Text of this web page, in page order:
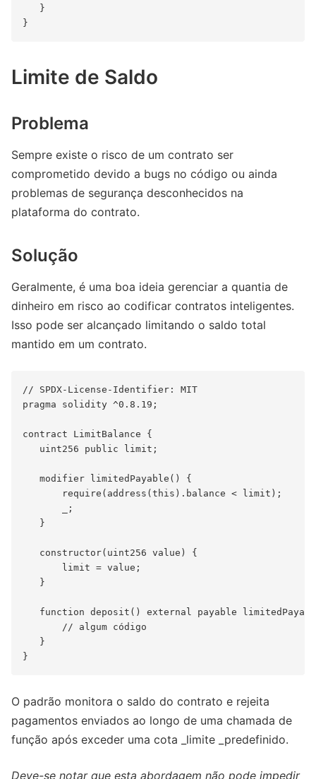
   }
Limite de Saldo
Problema
Sempre existe o risco de um contrato ser
comprometido devido a bugs no código ou ainda
problemas de segurança desconhecidos na
plataforma do contrato.
Solução
Geralmente, é uma boa ideia gerenciar a quantia de
dinheiro em risco ao codificar contratos inteligentes.
Isso pode ser alcançado limitando o saldo total
mantido em um contrato.
// SPDX-License-Identifier: MIT
pragma solidity ^0.8.19;
contract LimitBalance {
   uint256 public limit;
   modifier limitedPayable() {
       require(address(this).balance < limit);
       _;
   }
   constructor(uint256 value) {
       limit = value;
   }
function deposit() external payable
       // algum código
   }
O padrão monitora o saldo do contrato e rejeita
pagamentos enviados ao longo de uma chamada de
função após exceder uma cota _limite _predefinido.
Deve-se notar que esta abordagem não pode impedir